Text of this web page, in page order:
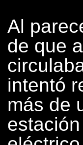
Al
de que
intentó
más de